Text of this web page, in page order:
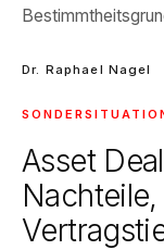
Dr. Raphael Nagel
Asset